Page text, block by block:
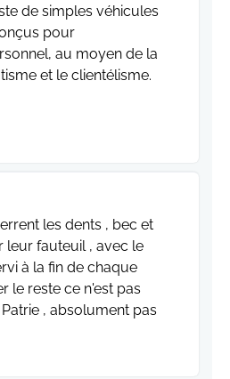
de simples véhicules
pour
au moyen de la
et le clientélisme.
les dents , bec et
fauteuil , avec le
à la fin de chaque
le reste ce n'est pas
, absolument pas